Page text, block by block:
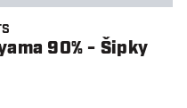
90% - Šipky